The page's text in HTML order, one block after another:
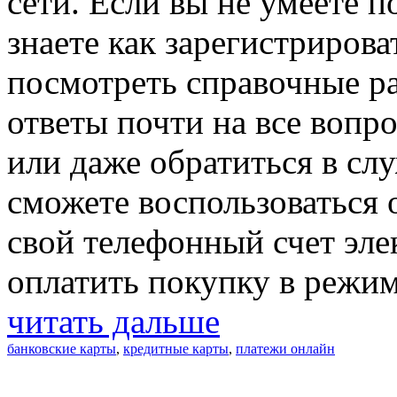
знаете как
посмотреть справочные
ответы почти на все
или даже обратиться в
сможете
свой телефонный счет
оплатить покупку в
читать дальше
банковские карты, кредитные карты, платежи онлайн